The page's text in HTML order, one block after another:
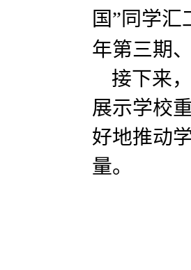
国”同学
年第三期
接下来
展示学校
好地推动
量。